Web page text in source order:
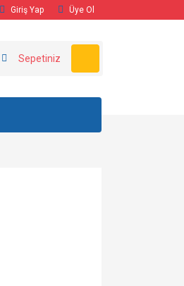
Giriş Yap Üye Ol
Sepetiniz